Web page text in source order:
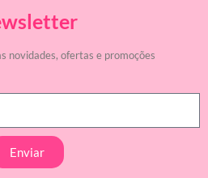
novidades, ofertas e promoções
Enviar